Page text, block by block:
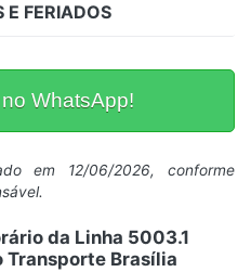
E FERIADOS
WhatsApp!
em 12/06/2026, conforme
da Linha 5003.1
Transporte Brasília